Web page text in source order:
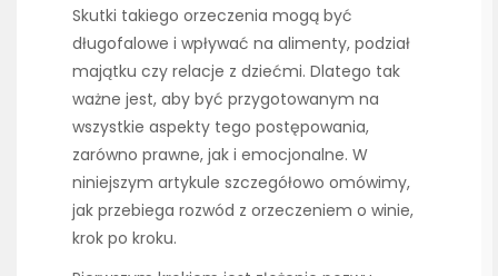
Skutki takiego orzeczenia mogą być
długofalowe i wpływać na alimenty, podział
majątku czy relacje z dziećmi. Dlatego tak
ważne jest, aby być przygotowanym na
wszystkie aspekty tego postępowania,
zarówno prawne, jak i emocjonalne. W
niniejszym artykule szczegółowo omówimy,
jak przebiega rozwód z orzeczeniem o winie,
krok po kroku.